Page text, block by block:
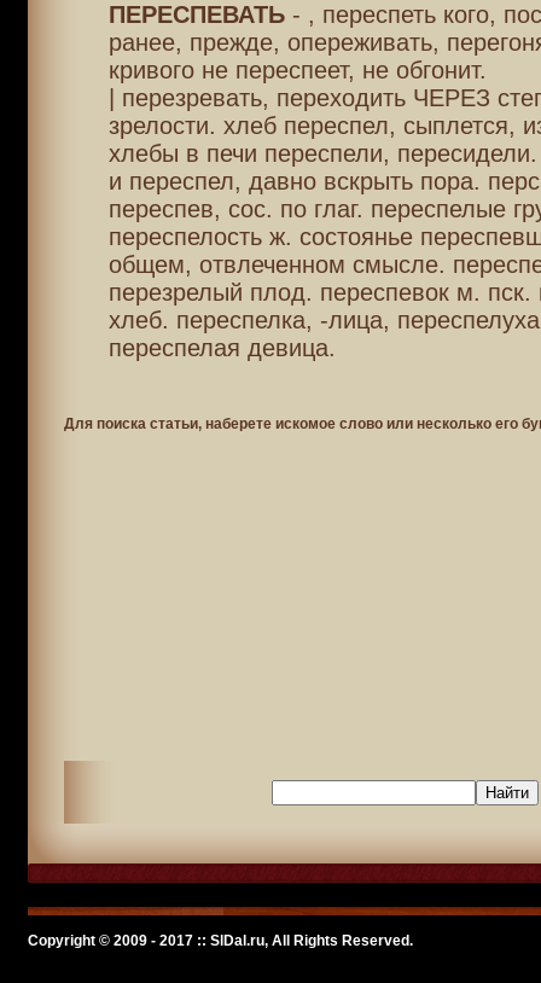
ПЕРЕСПЕВАТЬ- , переспеть кого,
ранее, прежде, опереживать,
кривого не переспеет, не обгонит.
| перезревать, переходить ЧЕРЕЗ
зрелости. хлеб переспел, сыплется,
хлебы в печи переспели,
и переспел, давно вскрыть пора.
переспев, сос. по глаг. переспелые
переспелость ж. состоянье
общем, отвлеченном смысле.
перезрелый плод. переспевок м. пск.
хлеб. переспелка, -лица,
переспелая девица.
Для поиска статьи, наберете искомое слово или несколько его
Copyright © 2009 - 2017 :: SlDal.ru, All Rights Reserved.